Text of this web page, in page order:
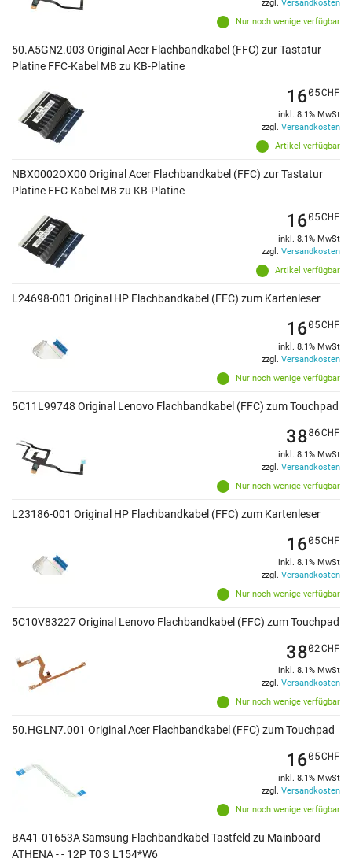
Nur noch wenige verfügbar
zzgl. Versandkosten
50.A5GN2.003 Original Acer Flachbandkabel (FFC) zur Tastatur
Platine FFC-Kabel MB zu KB-Platine
Artikel verfügbar
1605CHF
inkl. 8.1% MwSt
zzgl. Versandkosten
NBX0002OX00 Original Acer Flachbandkabel (FFC) zur Tastatur
Platine FFC-Kabel MB zu KB-Platine
Artikel verfügbar
1605CHF
inkl. 8.1% MwSt
zzgl. Versandkosten
L24698-001 Original HP Flachbandkabel (FFC) zum Kartenleser
Nur noch wenige verfügbar
1605CHF
inkl. 8.1% MwSt
zzgl. Versandkosten
5C11L99748 Original Lenovo Flachbandkabel (FFC) zum Touchpad
Nur noch wenige verfügbar
3886CHF
inkl. 8.1% MwSt
zzgl. Versandkosten
L23186-001 Original HP Flachbandkabel (FFC) zum Kartenleser
Nur noch wenige verfügbar
1605CHF
inkl. 8.1% MwSt
zzgl. Versandkosten
5C10V83227 Original Lenovo Flachbandkabel (FFC) zum Touchpad
Nur noch wenige verfügbar
3802CHF
inkl. 8.1% MwSt
zzgl. Versandkosten
50.HGLN7.001 Original Acer Flachbandkabel (FFC) zum Touchpad
Nur noch wenige verfügbar
1605CHF
inkl. 8.1% MwSt
zzgl. Versandkosten
BA41-01653A Samsung Flachbandkabel Tastfeld zu Mainboard
ATHENA - - 12P T0 3 L154*W6